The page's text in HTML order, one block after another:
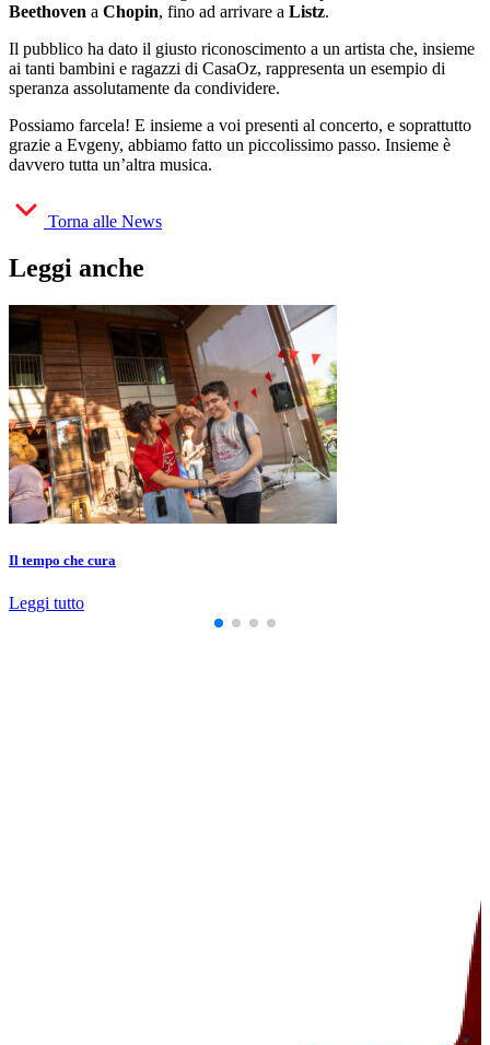
Beethoven a Chopin, fino ad arrivare a Listz.
Il pubblico ha dato il giusto riconoscimento a un artista che, insieme
ai tanti bambini e ragazzi di CasaOz, rappresenta un esempio di
speranza assolutamente da condividere.
Possiamo farcela! E insieme a voi presenti al concerto, e soprattutto
grazie a Evgeny, abbiamo fatto un piccolissimo passo. Insieme è
davvero tutta un’altra musica.
Torna alle News
Leggi anche
Il tempo che cura
Leggi tutto